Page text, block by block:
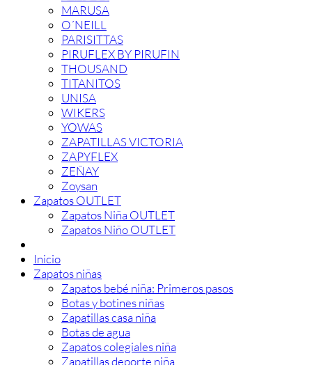
MARUSA
O´NEILL
PARISITTAS
PIRUFLEX BY PIRUFIN
THOUSAND
TITANITOS
UNISA
WIKERS
YOWAS
ZAPATILLAS VICTORIA
ZAPYFLEX
ZEÑAY
Zoysan
Zapatos OUTLET
Zapatos Niña OUTLET
Zapatos Niño OUTLET
Inicio
Zapatos niñas
Zapatos bebé niña: Primeros pasos
Botas y botines niñas
Zapatillas casa niña
Botas de agua
Zapatos colegiales niña
Zapatillas deporte niña